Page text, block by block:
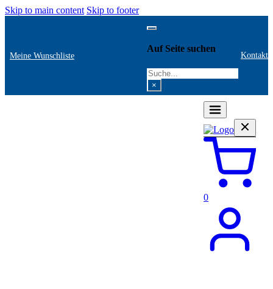
Skip to main content Skip to footer
Meine Wunschliste
Auf Seite suchen
Search
×
Kontakt
0